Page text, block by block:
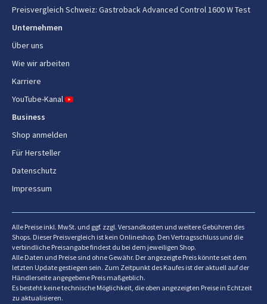
Preisvergleich Schweiz: Gastroback Advanced Control 1600 W Test
Unternehmen
Über uns
Wie wir arbeiten
Karriere
YouTube-Kanal
Business
Shop anmelden
Für Hersteller
Datenschutz
Impressum
Alle Preise inkl. MwSt. und ggf. zzgl. Versandkosten und weitere Gebühren des
Shops. Dieser Preisvergleich ist kein Onlineshop. Den Vertragsschluss und die
verbindliche Preisangabe findest du bei dem jeweiligen Shop.
Alle Daten und Preise sind ohne Gewähr. Der angezeigte Preis könnte seit dem
letzten Update gestiegen sein. Zum Zeitpunkt des Kaufes ist der aktuell auf der
Händlerseite angegebene Preis maßgeblich.
Es besteht keine technische Möglichkeit, die oben angezeigten Preise in Echtzeit
zu aktualisieren.